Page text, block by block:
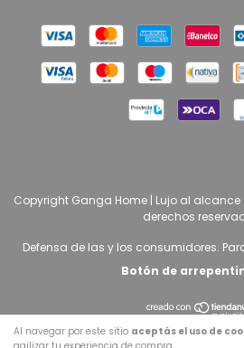
Al navegar por este sitio aceptás el uso de
Copyright Ganga Home | Lujo al
derechos
Defensa de las y los consumidores.
Botón de